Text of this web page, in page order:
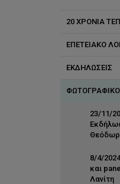
20 ΧΡΟΝΙΑ
ΕΠΕΤΕΙΑΚΟ
ΕΚΔΗΛΩΣΕΙΣ
ΦΩΤΟΓΡΑΦΙΚΟ
23/11/
8/4/
και
Λανίτη